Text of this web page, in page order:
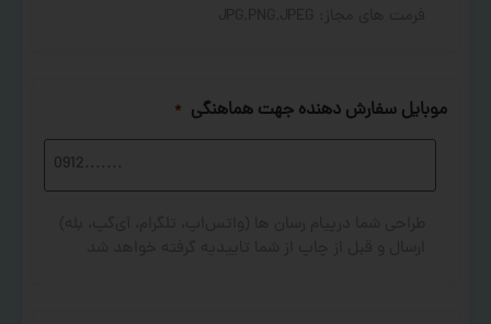
موبایل سفارش دهنده جهت هماهنگی *